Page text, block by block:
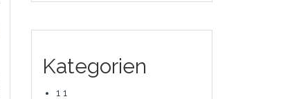
Kategorien
1 1